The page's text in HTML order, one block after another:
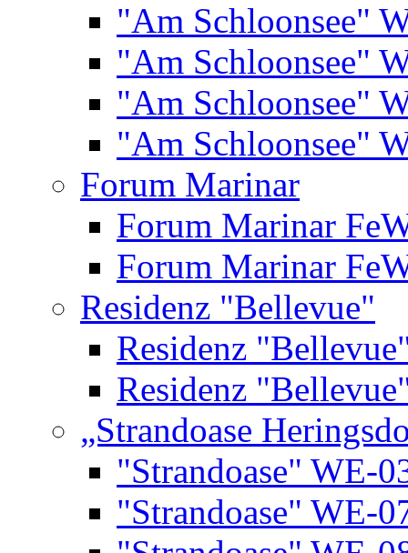
"Am Schloonsee"
"Am Schloonsee"
"Am Schloonsee"
"Am Schloonsee"
Forum Marinar
Forum Marinar
Forum Marinar
Residenz "Bellevue"
Residenz
Residenz
„Strandoase
"Strandoase" WE-
"Strandoase" WE-